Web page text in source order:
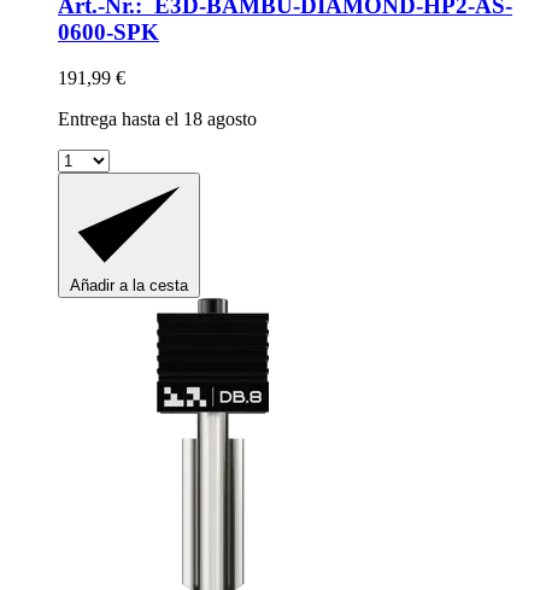
0600-SPK
191,99 €
Entrega hasta el 18 agosto
Añadir a la cesta